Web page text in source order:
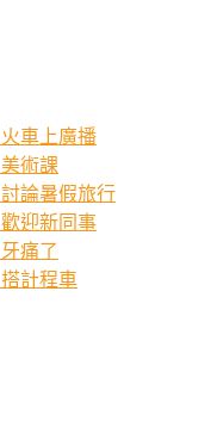
車上廣播
術課
論暑假旅行
迎新同事
痛了
計程車